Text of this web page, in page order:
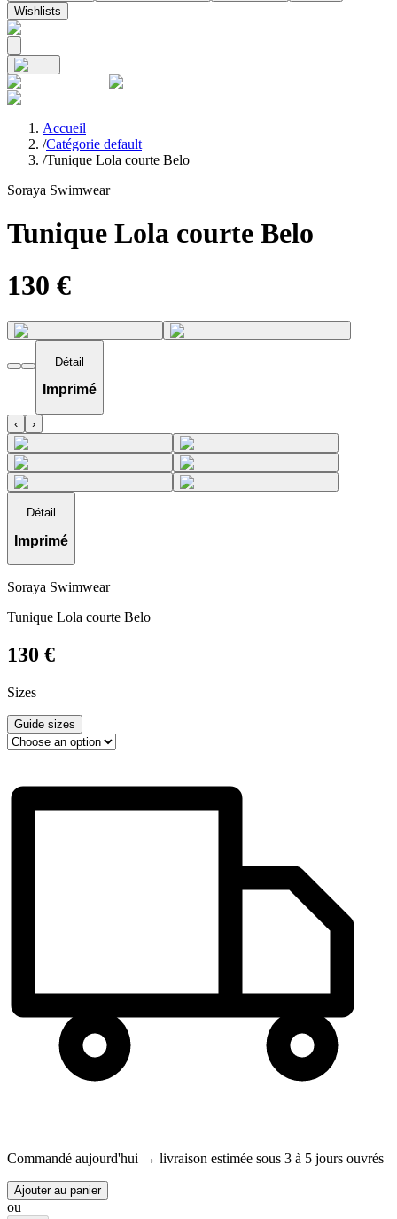
Wishlists
Accueil
/Catégorie default
/Tunique Lola courte Belo
Soraya Swimwear
Tunique Lola courte Belo
130 €
Détail
Imprimé
‹ ›
Détail
Imprimé
Soraya Swimwear
Tunique Lola courte Belo
130 €
Sizes
Guide sizes
Commandé aujourd'hui → livraison estimée sous 3 à 5 jours ouvrés
Ajouter au panier
ou